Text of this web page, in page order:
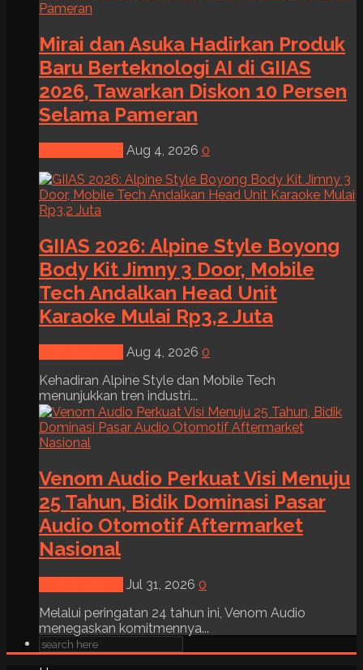
Mirai dan Asuka Hadirkan Produk
Baru Berteknologi AI di GIIAS
2026, Tawarkan Diskon 10 Persen
Selama Pameran
Aug 4, 2026 0
GIIAS 2026: Alpine Style Boyong
Body Kit Jimny 3 Door, Mobile
Tech Andalkan Head Unit
Karaoke Mulai Rp3,2 Juta
Aug 4, 2026 0
Kehadiran Alpine Style dan Mobile Tech
menunjukkan tren industri...
Venom Audio Perkuat Visi Menuju
25 Tahun, Bidik Dominasi Pasar
Audio Otomotif Aftermarket
Nasional
Jul 31, 2026 0
Melalui peringatan 24 tahun ini, Venom Audio
menegaskan komitmennya...